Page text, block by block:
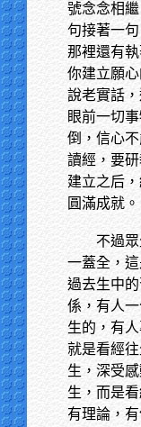
號念念相
句接著一
那裡還有
你建立願
說老實話
眼前一切
倒，信心
讀經，要
建立之后
圓滿成就。
不過
一蓋全，
過去生中
係，有人
生的，有
就是看經
生，深受
生，而是
有理論，